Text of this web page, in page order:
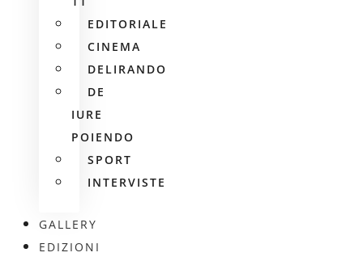
EDITORIALE
CINEMA
DELIRANDO
DE
IURE
POIENDO
SPORT
INTERVISTE
GALLERY
EDIZIONI